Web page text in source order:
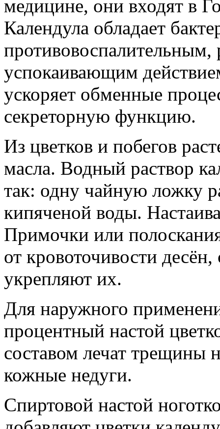
медицине, они входят в
Календула обладает
успокаивающим
ускоряет обменные
секреторную функцию.
Из цветков и побегов
масла. Водный раствор
так: одну чайную ложку
кипяченой воды.
Примочки или
от кровоточивости
укрепляют их.
Для наружного
процентный настой
составом лечат трещины
кожные недуги.
Спиртовой настой